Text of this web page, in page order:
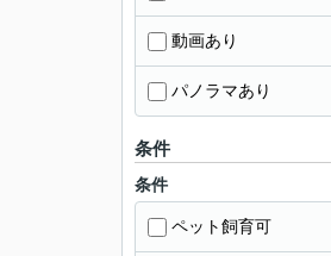
動画あり
パノラマあり
条件
条件
ペット飼育可